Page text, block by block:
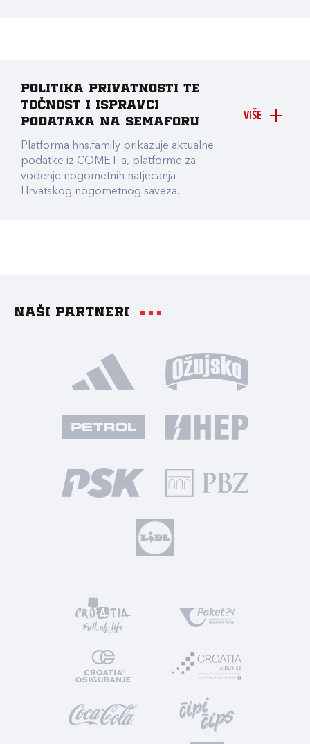
VIŠE
Politika privatnosti te
točnost i ispravci
podataka na Semaforu
Platforma hns.family prikazuje aktualne
podatke iz COMET-a, platforme za
vođenje nogometnih natjecanja
Hrvatskog nogometnog saveza.
Naši partneri